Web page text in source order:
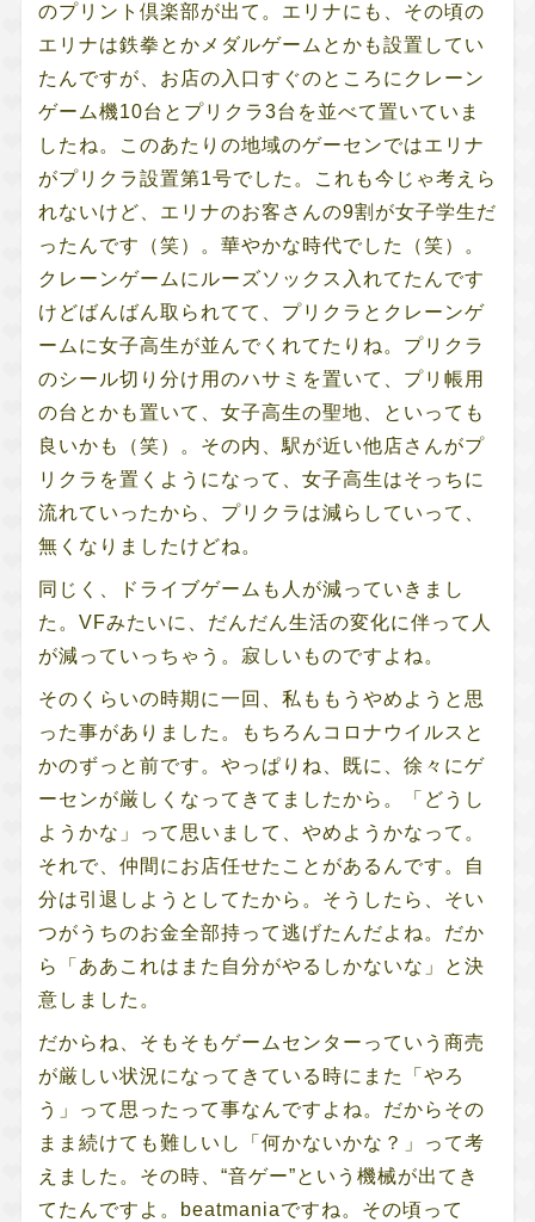
のプリント倶楽部が出て。エリナにも、その頃の
エリナは鉄拳とかメダルゲームとかも設置してい
たんですが、お店の入口すぐのところにクレーン
ゲーム機10台とプリクラ3台を並べて置いていま
したね。このあたりの地域のゲーセンではエリナ
がプリクラ設置第1号でした。これも今じゃ考えら
れないけど、エリナのお客さんの9割が女子学生だ
ったんです（笑）。華やかな時代でした（笑）。
クレーンゲームにルーズソックス入れてたんです
けどばんばん取られてて、プリクラとクレーンゲ
ームに女子高生が並んでくれてたりね。プリクラ
のシール切り分け用のハサミを置いて、プリ帳用
の台とかも置いて、女子高生の聖地、といっても
良いかも（笑）。その内、駅が近い他店さんがプ
リクラを置くようになって、女子高生はそっちに
流れていったから、プリクラは減らしていって、
無くなりましたけどね。
同じく、ドライブゲームも人が減っていきまし
た。VFみたいに、だんだん生活の変化に伴って人
が減っていっちゃう。寂しいものですよね。
そのくらいの時期に一回、私ももうやめようと思
った事がありました。もちろんコロナウイルスと
かのずっと前です。やっぱりね、既に、徐々にゲ
ーセンが厳しくなってきてましたから。「どうし
ようかな」って思いまして、やめようかなって。
それで、仲間にお店任せたことがあるんです。自
分は引退しようとしてたから。そうしたら、そい
つがうちのお金全部持って逃げたんだよね。だか
ら「ああこれはまた自分がやるしかないな」と決
意しました。
だからね、そもそもゲームセンターっていう商売
が厳しい状況になってきている時にまた「やろ
う」って思ったって事なんですよね。だからその
まま続けても難しいし「何かないかな？」って考
えました。その時、“音ゲー”という機械が出てき
てたんですよ。beatmaniaですね。その頃って